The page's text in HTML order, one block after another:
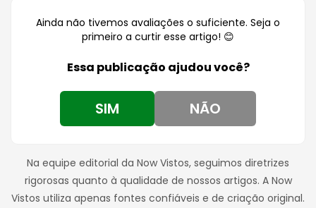
Ainda não tivemos avaliações o suficiente. Seja o
primeiro a curtir esse artigo! 😊
Essa publicação ajudou você?
SIM NÃO
Na equipe editorial da Now Vistos, seguimos diretrizes
rigorosas quanto à qualidade de nossos artigos. A Now
Vistos utiliza apenas fontes confiáveis e de criação original.